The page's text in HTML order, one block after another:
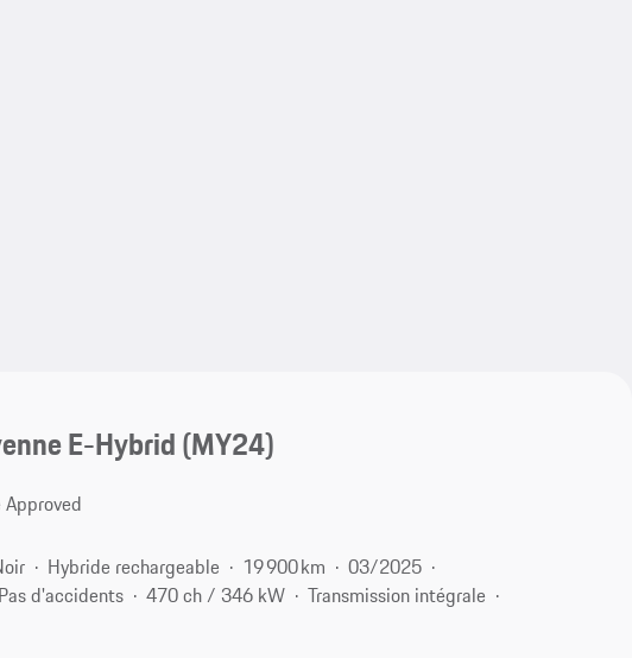
E-Hybrid (MY24)
Approved
Hybride rechargeable 19 900 km
03/2025
Pas d'accidents 470 ch / 346 kW
Transmission intégrale